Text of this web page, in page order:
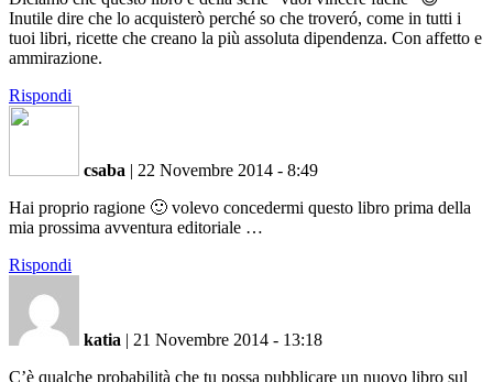
Inutile dire che lo acquisterò perché so che troveró, come in tutti i
tuoi libri, ricette che creano la più assoluta dipendenza. Con affetto e
ammirazione.
Rispondi
csaba | 22 Novembre 2014 - 8:49
Hai proprio ragione 🙂 volevo concedermi questo libro prima della
mia prossima avventura editoriale …
Rispondi
katia | 21 Novembre 2014 - 13:18
C’è qualche probabilità che tu possa pubblicare un nuovo libro sul